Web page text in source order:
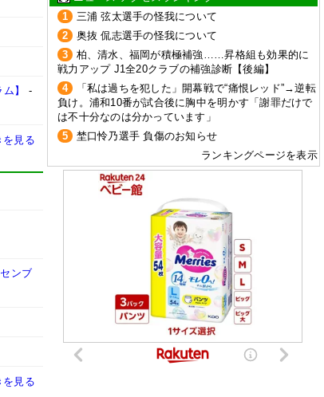
】
-
を見る
ンブ
を見る
1
三浦 弦太選手の怪我について
2
奥抜 侃志選手の怪我について
3
柏、清水、福岡が積極補強……昇格組も効果的に
戦力アップ J1全20クラブの補強診断【後編】
4
「私は過ちを犯した」開幕戦で“痛恨レッド”→逆転
負け。浦和10番が試合後に胸中を明かす「謝罪だけで
は不十分なのは分かっています」
5
埜口怜乃選手 負傷のお知らせ
ランキングページを表示